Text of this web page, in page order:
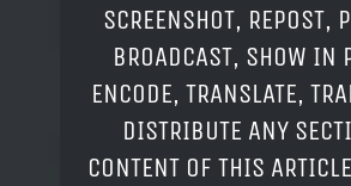
SCREENSHOT, REPOST,
BROADCAST, SHOW IN
ENCODE, TRANSLATE,
DISTRIBUTE ANY
CONTENT OF THIS